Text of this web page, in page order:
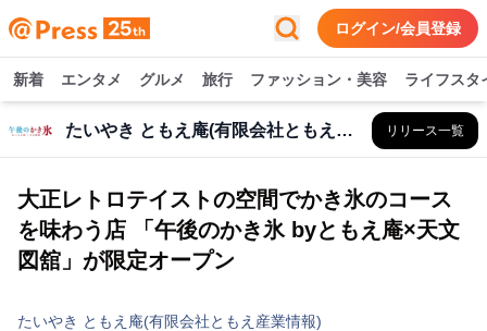
ログイン/会員登録
新着 エンタメ グルメ 旅行 ファッション・美容 ライフスタ
たいやき ともえ庵(有限会社ともえ産業情報) リリース一覧
大正レトロテイストの空間でかき氷のコース
を味わう店 「午後のかき氷 byともえ庵×天文
図舘」が限定オープン
たいやき ともえ庵(有限会社ともえ産業情報)